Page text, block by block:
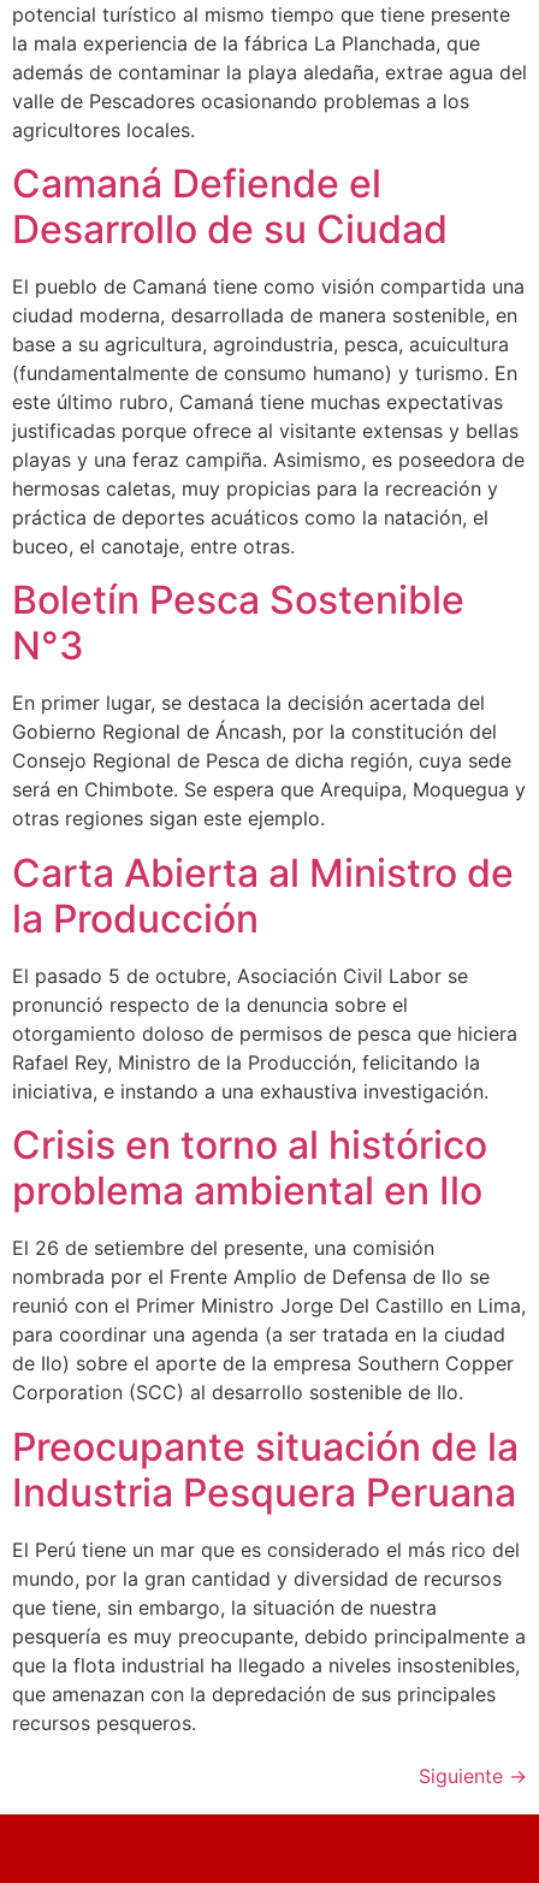
potencial turístico al mismo tiempo que tiene presente
la mala experiencia de la fábrica La Planchada, que
además de contaminar la playa aledaña, extrae agua del
valle de Pescadores ocasionando problemas a los
agricultores locales.
Camaná Defiende el
Desarrollo de su Ciudad
El pueblo de Camaná tiene como visión compartida una
ciudad moderna, desarrollada de manera sostenible, en
base a su agricultura, agroindustria, pesca, acuicultura
(fundamentalmente de consumo humano) y turismo. En
este último rubro, Camaná tiene muchas expectativas
justificadas porque ofrece al visitante extensas y bellas
playas y una feraz campiña. Asimismo, es poseedora de
hermosas caletas, muy propicias para la recreación y
práctica de deportes acuáticos como la natación, el
buceo, el canotaje, entre otras.
Boletín Pesca Sostenible
N°3
En primer lugar, se destaca la decisión acertada del
Gobierno Regional de Áncash, por la constitución del
Consejo Regional de Pesca de dicha región, cuya sede
será en Chimbote. Se espera que Arequipa, Moquegua y
otras regiones sigan este ejemplo.
Carta Abierta al Ministro de
la Producción
El pasado 5 de octubre, Asociación Civil Labor se
pronunció respecto de la denuncia sobre el
otorgamiento doloso de permisos de pesca que hiciera
Rafael Rey, Ministro de la Producción, felicitando la
iniciativa, e instando a una exhaustiva investigación.
Crisis en torno al histórico
problema ambiental en Ilo
El 26 de setiembre del presente, una comisión
nombrada por el Frente Amplio de Defensa de Ilo se
reunió con el Primer Ministro Jorge Del Castillo en Lima,
para coordinar una agenda (a ser tratada en la ciudad
de Ilo) sobre el aporte de la empresa Southern Copper
Corporation (SCC) al desarrollo sostenible de Ilo.
Preocupante situación de la
Industria Pesquera Peruana
El Perú tiene un mar que es considerado el más rico del
mundo, por la gran cantidad y diversidad de recursos
que tiene, sin embargo, la situación de nuestra
pesquería es muy preocupante, debido principalmente a
que la flota industrial ha llegado a niveles insostenibles,
que amenazan con la depredación de sus principales
recursos pesqueros.
Siguiente →